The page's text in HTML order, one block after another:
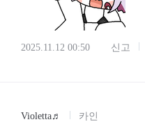
2025.11.12 00:50 신고
Violetta♬ 카인